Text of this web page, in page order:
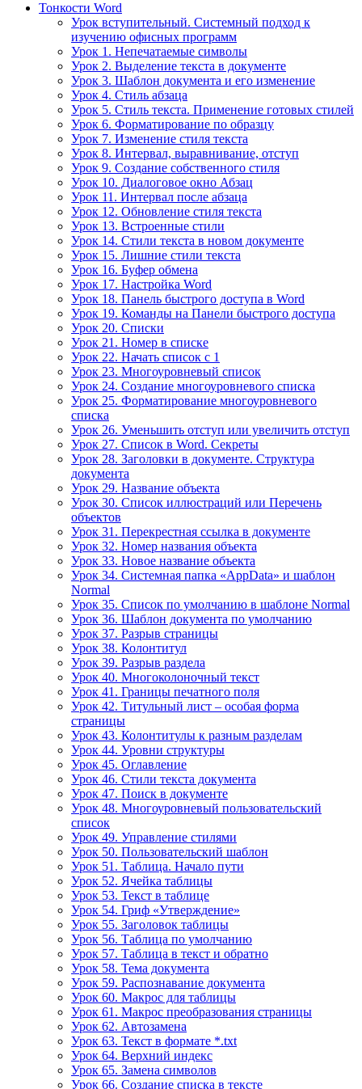
Тонкости Word
Урок вступительный. Системный подход к
изучению офисных программ
Урок 1. Непечатаемые символы
Урок 2. Выделение текста в документе
Урок 3. Шаблон документа и его изменение
Урок 4. Стиль абзаца
Урок 5. Стиль текста. Применение готовых стилей
Урок 6. Форматирование по образцу
Урок 7. Изменение стиля текста
Урок 8. Интервал, выравнивание, отступ
Урок 9. Создание собственного стиля
Урок 10. Диалоговое окно Абзац
Урок 11. Интервал после абзаца
Урок 12. Обновление стиля текста
Урок 13. Встроенные стили
Урок 14. Стили текста в новом документе
Урок 15. Лишние стили текста
Урок 16. Буфер обмена
Урок 17. Настройка Word
Урок 18. Панель быстрого доступа в Word
Урок 19. Команды на Панели быстрого доступа
Урок 20. Списки
Урок 21. Номер в списке
Урок 22. Начать список с 1
Урок 23. Многоуровневый список
Урок 24. Создание многоуровневого списка
Урок 25. Форматирование многоуровневого
списка
Урок 26. Уменьшить отступ или увеличить отступ
Урок 27. Список в Word. Секреты
Урок 28. Заголовки в документе. Структура
документа
Урок 29. Название объекта
Урок 30. Список иллюстраций или Перечень
объектов
Урок 31. Перекрестная ссылка в документе
Урок 32. Номер названия объекта
Урок 33. Новое название объекта
Урок 34. Системная папка «AppData» и шаблон
Normal
Урок 35. Список по умолчанию в шаблоне Normal
Урок 36. Шаблон документа по умолчанию
Урок 37. Разрыв страницы
Урок 38. Колонтитул
Урок 39. Разрыв раздела
Урок 40. Многоколоночный текст
Урок 41. Границы печатного поля
Урок 42. Титульный лист – особая форма
страницы
Урок 43. Колонтитулы к разным разделам
Урок 44. Уровни структуры
Урок 45. Оглавление
Урок 46. Стили текста документа
Урок 47. Поиск в документе
Урок 48. Многоуровневый пользовательский
список
Урок 49. Управление стилями
Урок 50. Пользовательский шаблон
Урок 51. Таблица. Начало пути
Урок 52. Ячейка таблицы
Урок 53. Текст в таблице
Урок 54. Гриф «Утверждение»
Урок 55. Заголовок таблицы
Урок 56. Таблица по умолчанию
Урок 57. Таблица в текст и обратно
Урок 58. Тема документа
Урок 59. Распознавание документа
Урок 60. Макрос для таблицы
Урок 61. Макрос преобразования страницы
Урок 62. Автозамена
Урок 63. Текст в формате *.txt
Урок 64. Верхний индекс
Урок 65. Замена символов
Урок 66. Создание списка в тексте